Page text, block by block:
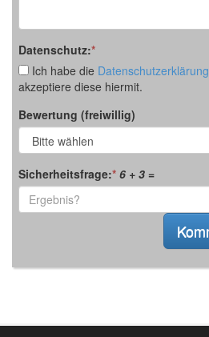
Datenschutz:*
Ich habe die Datenschutzerklärung
akzeptiere diese hiermit.
Bewertung (freiwillig)
Sicherheitsfrage:* 6 + 3 =